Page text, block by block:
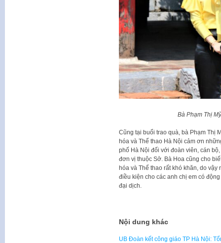
Bà Phạm Thị
Cũng tại buổi trao quà, bà Phạm Thị
hóa và Thể thao Hà Nội cảm ơn
phố Hà Nội đối với đoàn viên, cán
đơn vị thuộc Sở. Bà Hoa cũng cho
hóa và Thể thao rất khó khăn, do
điều kiện cho các anh chị em có
đại dịch.
Nội dung khác
UB Đoàn kết công giáo TP Hà Nội: